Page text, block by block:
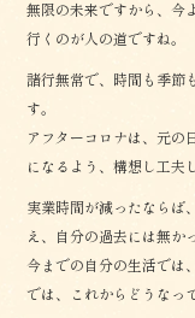
無限の未来ですから、今
行くのが人の道ですね。
諸行無常で、時間も季節
す。
アフターコロナは、元の
になるよう、構想し工夫
実業時間が減ったならば
え、自分の過去には無か
今までの自分の生活では
では、これからどうなっ